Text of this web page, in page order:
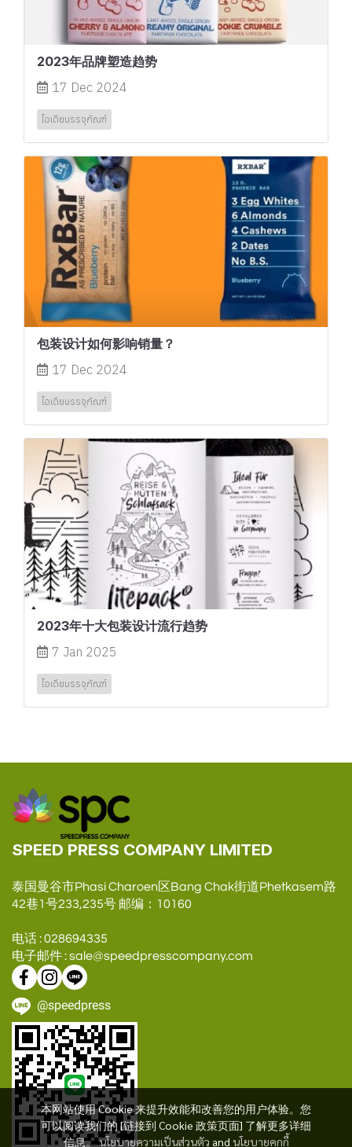
2023年品牌塑造趋势
17 Dec 2024
ไอเดียบรรจุภัณฑ์
包装设计如何影响销量？
17 Dec 2024
ไอเดียบรรจุภัณฑ์
2023年十大包装设计流行趋势
7 Jan 2025
ไอเดียบรรจุภัณฑ์
本网站使用 Cookie 来提升效能和改善您的用户体验。您
可以阅读我们的 [链接到 Cookie 政策页面] 了解更多详细
信息。นโยบายความเป็นส่วนตัว and นโยบายคุกกี้
SPEED PRESS COMPANY LIMITED
泰国曼谷市Phasi Charoen区Bang Chak街道Phetkasem路
42巷1号233,235号 邮编：10160
电话 : 028694335
电子邮件 : sale@speedpresscompany.com
@speedpress